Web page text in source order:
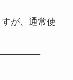
が、通常使